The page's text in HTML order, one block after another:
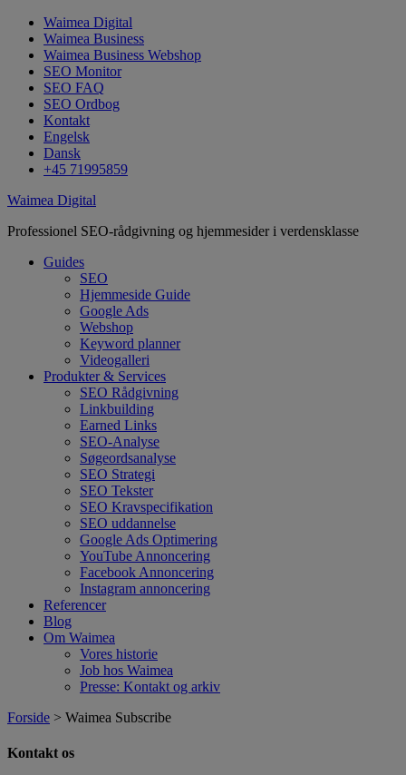
Waimea Digital
Waimea Business
Waimea Business Webshop
SEO Monitor
SEO FAQ
SEO Ordbog
Kontakt
Engelsk
Dansk
+45 71995859
Waimea Digital
Professionel SEO-rådgivning og hjemmesider i verdensklasse
Guides
SEO
Hjemmeside Guide
Google Ads
Webshop
Keyword planner
Videogalleri
Produkter & Services
SEO Rådgivning
Linkbuilding
Earned Links
SEO-Analyse
Søgeordsanalyse
SEO Strategi
SEO Tekster
SEO Kravspecifikation
SEO uddannelse
Google Ads Optimering
YouTube Annoncering
Facebook Annoncering
Instagram annoncering
Referencer
Blog
Om Waimea
Vores historie
Job hos Waimea
Presse: Kontakt og arkiv
Forside > Waimea Subscribe
Kontakt os